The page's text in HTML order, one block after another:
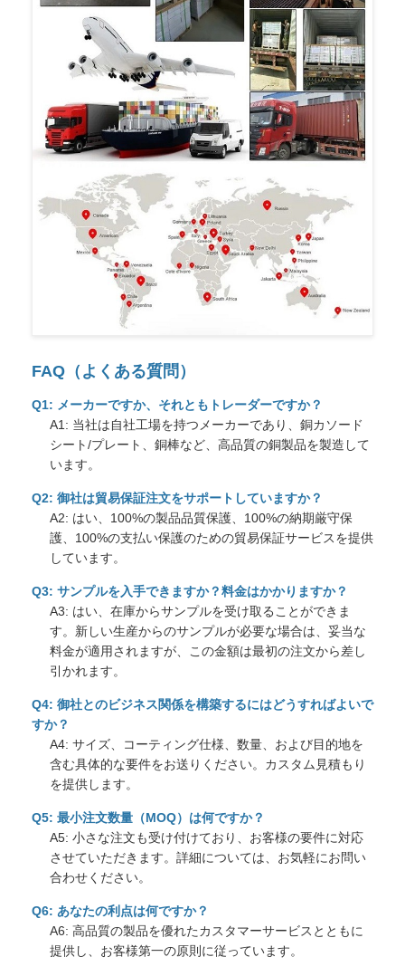
FAQ（よくある質問）
Q1: メーカーですか、それともトレーダーですか？
A1: 当社は自社工場を持つメーカーであり、銅カソード
シート/プレート、銅棒など、高品質の銅製品を製造して
います。
Q2: 御社は貿易保証注文をサポートしていますか？
A2: はい、100%の製品品質保護、100%の納期厳守保
護、100%の支払い保護のための貿易保証サービスを提供
しています。
Q3: サンプルを入手できますか？料金はかかりますか？
A3: はい、在庫からサンプルを受け取ることができま
す。新しい生産からのサンプルが必要な場合は、妥当な
料金が適用されますが、この金額は最初の注文から差し
引かれます。
Q4: 御社とのビジネス関係を構築するにはどうすればよいで
すか？
A4: サイズ、コーティング仕様、数量、および目的地を
含む具体的な要件をお送りください。カスタム見積もり
を提供します。
Q5: 最小注文数量（MOQ）は何ですか？
A5: 小さな注文も受け付けており、お客様の要件に対応
させていただきます。詳細については、お気軽にお問い
合わせください。
Q6: あなたの利点は何ですか？
A6: 高品質の製品を優れたカスタマーサービスとともに
提供し、お客様第一の原則に従っています。